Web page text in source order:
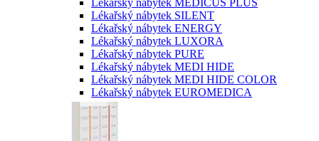
Lékařský nábytek MEDICUS PLUS
Lékařský nábytek SILENT
Lékařský nábytek ENERGY
Lékařský nábytek LUXORA
Lékařský nábytek PURE
Lékařský nábytek MEDI HIDE
Lékařský nábytek MEDI HIDE COLOR
Lékařský nábytek EUROMEDICA